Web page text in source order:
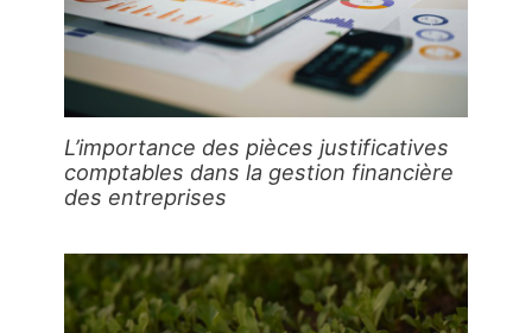
L’importance des pièces justificatives
comptables dans la gestion financière
des entreprises